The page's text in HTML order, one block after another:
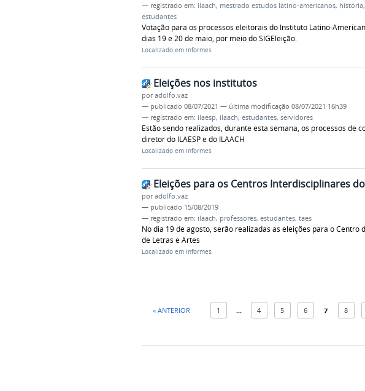
— registrado em: ilaach, mestrado estudos latino-americanos, história,
estudantes
Votação para os processos eleitorais do Instituto Latino-
dias 19 e 20 de maio, por meio do SIGEleição.
Localizado em Informes
Eleições nos institutos
poradolfo.vaz
— publicado 08/07/2021 — última modificação 08/07/2021 16h39
— registrado em: ilaesp, ilaach, estudantes, servidores
Estão sendo realizados, durante esta semana, os processos de
diretor do ILAESP e do ILAACH
Localizado em Informes
Eleições para os Centros Interdisciplinares do
poradolfo.vaz
— publicado 15/08/2019
— registrado em: ilaach, professores, estudantes, taes
No dia 19 de agosto, serão realizadas as eleições para o
de Letras e Artes
Localizado em Informes
« ANTERIOR 1 4 5 6 7 8